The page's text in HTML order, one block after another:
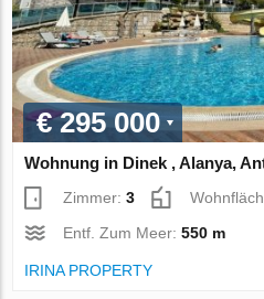
€ 295 000
Wohnung in Dinek , Alanya,
Zimmer:3
Entf. Zum Meer:550 m
IRINA PROPERTY